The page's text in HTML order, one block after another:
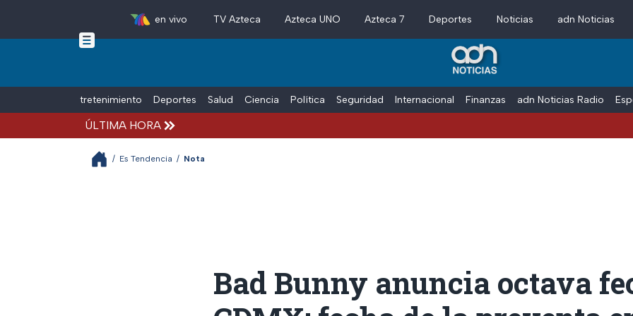
Skip to main content
en vivo TV Azteca Azteca UNO Azteca 7 Deportes Noticias adn Noticias
Entretenimiento Deportes Salud Ciencia Política Seguridad Internacional Finanzas adn Noticias Radio
ÚLTIMA HORA
/ Es Tendencia / Nota
Bad Bunny anuncia octava